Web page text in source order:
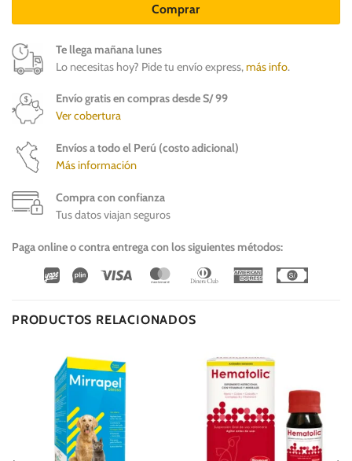
Comprar
Te llega mañana lunes
Lo necesitas hoy? Pide tu envío express,más info.
Envío gratis en compras desde S/ 99
Ver cobertura
Envíos a todo el Perú (costo adicional)
Más información
Compra con confianza
Tus datos viajan seguros
Paga online o contra entrega con los siguientes métodos:
Wirecard
Vipps Visa MasterCardDinners
American
PRODUCTOS RELACIONADOS